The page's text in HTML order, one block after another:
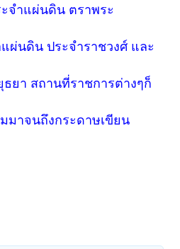
จำแผ่นดิน ตราพระ
ผ่นดิน ประจำราชวงศ์ และ
ยา สถานที่ราชการต่างๆก็
มาจนถึงกระดาษเขียน